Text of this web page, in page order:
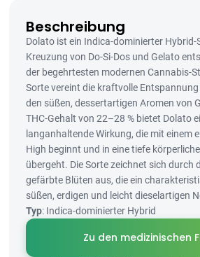
Beschreibung
Dolato ist ein Indica-dominierter Hybrid-
Kreuzung von Do-Si-Dos und Gelato
der begehrtesten modernen Cannabis-
Sorte vereint die kraftvolle Entspannung
den süßen, dessertartigen Aromen von
THC-Gehalt von 22–28 % bietet Dolato
langanhaltende Wirkung, die mit einem
High beginnt und in eine tiefe
übergeht. Die Sorte zeichnet sich durch
gefärbte Blüten aus, die ein
süßen, erdigen und leicht dieselartigen
Typ: Indica-dominierter Hybrid
Zu den medizinischen